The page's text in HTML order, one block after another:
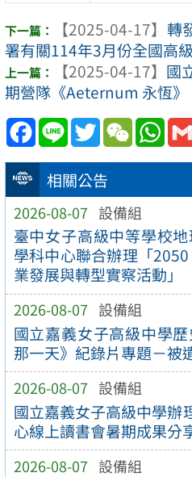
相關公告
2026-08-07 設備組
臺中女子高級中等學校
學科中心聯合辦理「
業發展與轉型實察活動」
2026-08-07 設備組
國立嘉義女子高級中學
那一天》紀錄片專題－被
2026-08-07 設備組
國立嘉義女子高級中學辦
心線上讀書會暑期成果分
2026-08-07 設備組
【2025-04-17】 轉
署有關114年3月份全國高
【2025-04-17】 國
期營隊《Aeternum 永恆》
Facebook
Line TwitterWeChat